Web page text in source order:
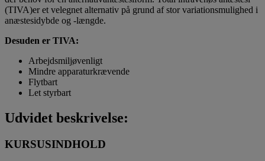
(TIVA)er et velegnet alternativ på grund af stor variationsmulighed i
anæstesidybde og -længde.
Desuden er TIVA:
Arbejdsmiljøvenligt
Mindre apparaturkrævende
Flytbart
Let styrbart
Udvidet beskrivelse:
KURSUSINDHOLD